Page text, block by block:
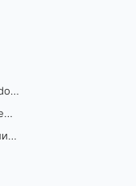
Обновление POS Терминала на ОС Windows
Как запустить POS терминал в окном режиме
Как увеличить кнопки, надписи на терминале продаж